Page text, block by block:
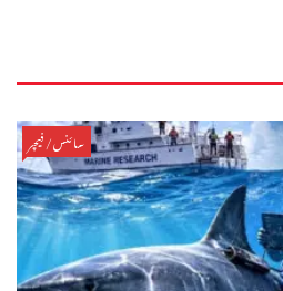
سائنس/فیچر